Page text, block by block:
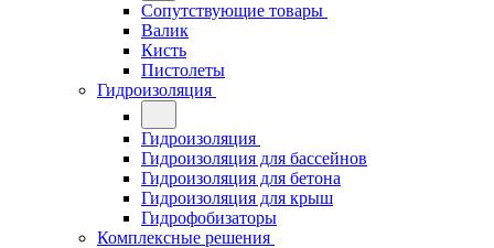
Сопутствующие товары
Валик
Кисть
Пистолеты
Гидроизоляция
Гидроизоляция
Гидроизоляция для бассейнов
Гидроизоляция для бетона
Гидроизоляция для крыш
Гидрофобизаторы
Комплексные решения